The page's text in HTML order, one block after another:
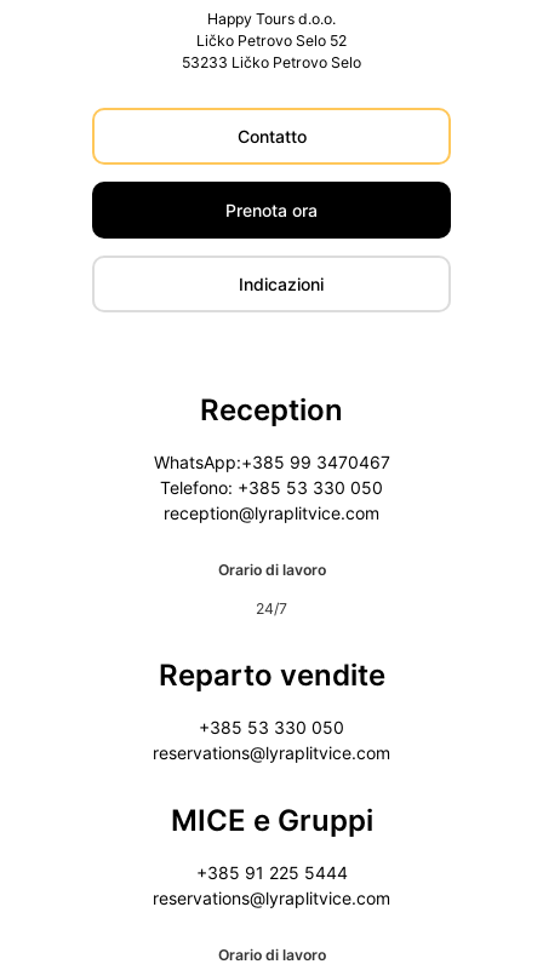
Happy Tours d.o.o.
Ličko Petrovo Selo 52
53233 Ličko Petrovo Selo
Contatto
Prenota ora
Indicazioni
Reception
WhatsApp:+385 99 3470467
Telefono: +385 53 330 050
reception@lyraplitvice.com
Orario di lavoro
24/7
Reparto vendite
+385 53 330 050
reservations@lyraplitvice.com
MICE e Gruppi
+385 91 225 5444
reservations@lyraplitvice.com
Orario di lavoro